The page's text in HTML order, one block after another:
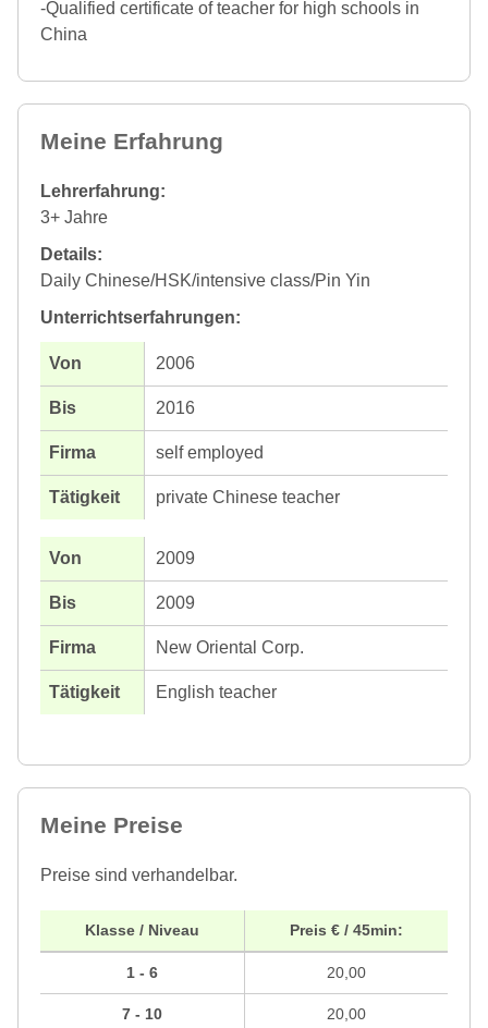
-Qualified certificate of teacher for high schools in
China
Meine Erfahrung
Lehrerfahrung:
3+ Jahre
Details:
Daily Chinese/HSK/intensive class/Pin Yin
Unterrichtserfahrungen:
2006
2016
self employed
private Chinese teacher
2009
2009
New Oriental Corp.
English teacher
Meine Preise
Preise sind verhandelbar.
Klasse / Niveau
1 - 6
7 - 10
Preis € / 45min:
20,00
20,00